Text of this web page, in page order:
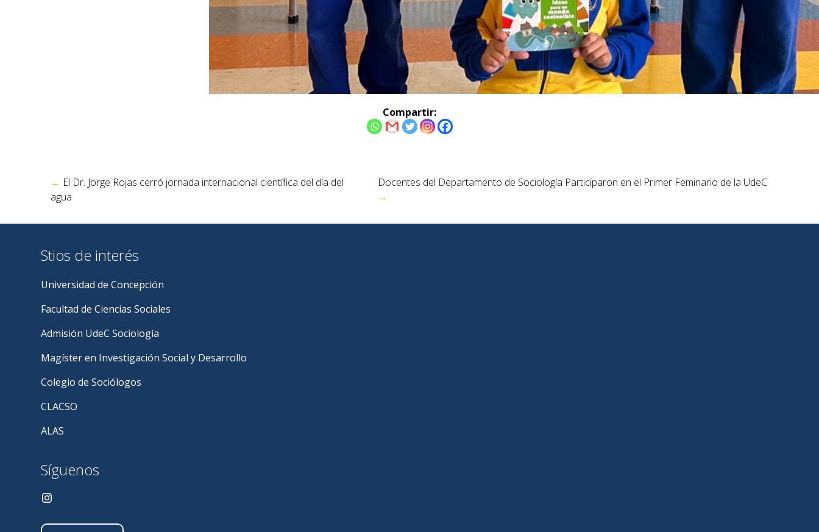
Compartir:
entradas
← El Dr. Jorge Rojas cerró jornada internacional científica del día del
agua
Docentes del Departamento de Sociología Participaron en el Primer Feminario de la UdeC
→
Stios de interés
Universidad de Concepción
Facultad de Ciencias Sociales
Admisión UdeC Sociología
Magíster en Investigación Social y Desarrollo
Colegio de Sociólogos
CLACSO
ALAS
Síguenos